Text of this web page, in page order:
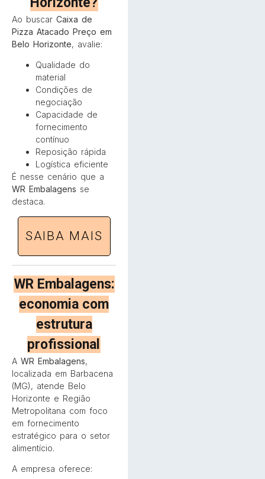
Ao buscar Caixa de
Pizza Atacado Preço em
Belo Horizonte, avalie:
Qualidade do
material
Condições de
negociação
Capacidade de
fornecimento
contínuo
Reposição rápida
Logística eficiente
É nesse cenário que a
WR Embalagens se
destaca.
SAIBA MAIS
WR Embalagens:
economia com
estrutura
profissional
A WR Embalagens,
localizada em Barbacena
(MG), atende Belo
Horizonte e Região
Metropolitana com foco
em fornecimento
estratégico para o setor
alimentício.
A empresa oferece: